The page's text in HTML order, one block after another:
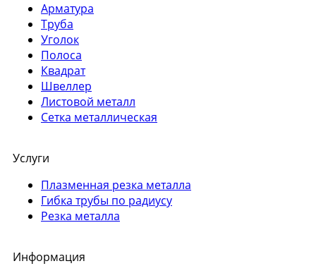
Арматура
Труба
Уголок
Полоса
Квадрат
Швеллер
Листовой металл
Сетка металлическая
Услуги
Плазменная резка металла
Гибка трубы по радиусу
Резка металла
Информация